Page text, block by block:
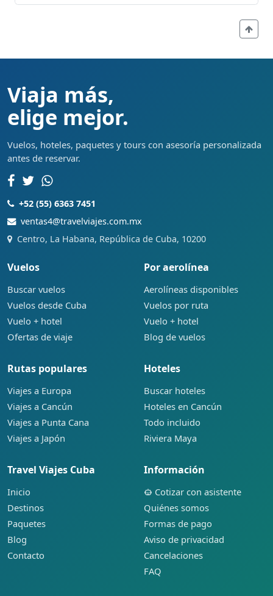
Viaja más,
elige mejor.
Vuelos, hoteles, paquetes y tours con asesoría personalizada
antes de reservar.
+52 (55) 6363 7451
ventas4@travelviajes.com.mx
Centro, La Habana, República de Cuba, 10200
Vuelos
Buscar vuelos
Vuelos desde Cuba
Vuelo + hotel
Ofertas de viaje
Por aerolínea
Aerolíneas disponibles
Vuelos por ruta
Vuelo + hotel
Blog de vuelos
Rutas populares
Viajes a Europa
Viajes a Cancún
Viajes a Punta Cana
Viajes a Japón
Hoteles
Buscar hoteles
Hoteles en Cancún
Todo incluido
Riviera Maya
Travel Viajes Cuba
Inicio
Destinos
Paquetes
Blog
Contacto
Información
Cotizar con asistente
Quiénes somos
Formas de pago
Aviso de privacidad
Cancelaciones
FAQ